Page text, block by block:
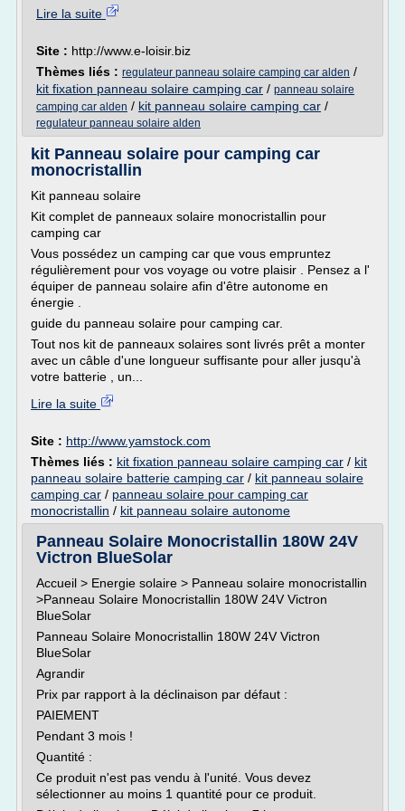
Lire la suite
Site : http://www.e-loisir.biz
Thèmes liés : regulateur panneau solaire camping car alden /
kit fixation panneau solaire camping car / panneau solaire
camping car alden / kit panneau solaire camping car /
regulateur panneau solaire alden
kit Panneau solaire pour camping car
monocristallin
Kit panneau solaire
Kit complet de panneaux solaire monocristallin pour
camping car
Vous possédez un camping car que vous empruntez
régulièrement pour vos voyage ou votre plaisir . Pensez a l'
équiper de panneau solaire afin d'être autonome en
énergie .
guide du panneau solaire pour camping car.
Tout nos kit de panneaux solaires sont livrés prêt a monter
avec un câble d'une longueur suffisante pour aller jusqu'à
votre batterie , un...
Lire la suite
Site : http://www.yamstock.com
Thèmes liés : kit fixation panneau solaire camping car / kit
panneau solaire batterie camping car / kit panneau solaire
camping car / panneau solaire pour camping car
monocristallin / kit panneau solaire autonome
Panneau Solaire Monocristallin 180W 24V
Victron BlueSolar
Accueil > Energie solaire > Panneau solaire monocristallin
>Panneau Solaire Monocristallin 180W 24V Victron
BlueSolar
Panneau Solaire Monocristallin 180W 24V Victron
BlueSolar
Agrandir
Prix par rapport à la déclinaison par défaut :
PAIEMENT
Pendant 3 mois !
Quantité :
Ce produit n'est pas vendu à l'unité. Vous devez
sélectionner au moins 1 quantité pour ce produit.